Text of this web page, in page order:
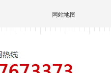
网站地图